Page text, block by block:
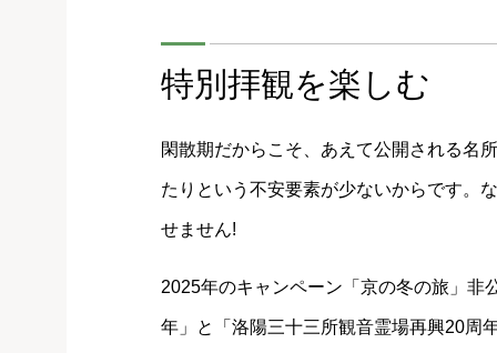
特別拝観を楽しむ
閑散期だからこそ、あえて公開される名
たりという不安要素が少ないからです。
せません!
2025年のキャンペーン「京の冬の旅」非
年」と「洛陽三十三所観音霊場再興20周